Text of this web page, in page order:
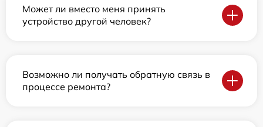
Может ли вместо меня принять
устройство другой человек?
Возможно ли получать обратную связь в
процессе ремонта?